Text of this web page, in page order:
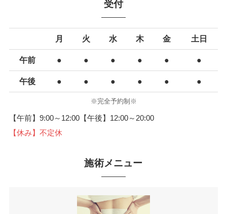
受付
月 火 水 木 金 土日
午前 ● ● ● ● ● ●
午後 ● ● ● ● ● ●
※完全予約制※
【午前】9:00～12:00【午後】12:00～20:00
【休み】不定休
施術メニュー